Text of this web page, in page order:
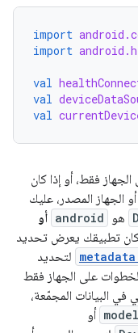
import
import
val
val
val
فقط، أو إذا كان
الجهاز المصدر، عليك
هو android أو
كان تطبيقك يعرض تحديد
لتحديد
على الجهاز فقط
البيانات المجمّعة،
model أو